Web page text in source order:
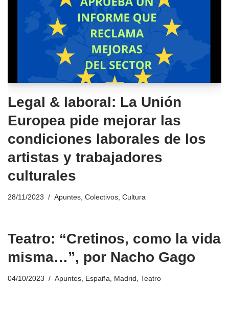
Legal & laboral: La Unión
Europea pide mejorar las
condiciones laborales de los
artistas y trabajadores
culturales
28/11/2023 Apuntes, Colectivos, Cultura
Teatro: “Cretinos, como la vida
misma…”, por Nacho Gago
04/10/2023 Apuntes, España, Madrid, Teatro